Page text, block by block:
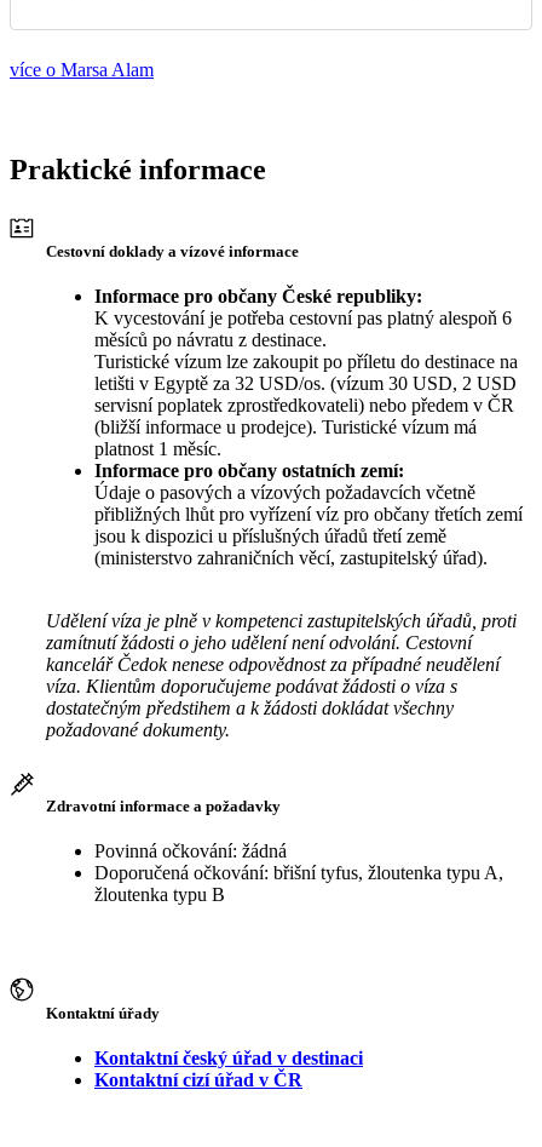
více o Marsa Alam
Praktické informace
Cestovní doklady a vízové informace
Informace pro občany České republiky:
K vycestování je potřeba cestovní pas platný alespoň 6
měsíců po návratu z destinace.
Turistické vízum lze zakoupit po příletu do destinace na
letišti v Egyptě za 32 USD/os. (vízum 30 USD, 2 USD
servisní poplatek zprostředkovateli) nebo předem v ČR
(bližší informace u prodejce). Turistické vízum má
platnost 1 měsíc.
Informace pro občany ostatních zemí:
Údaje o pasových a vízových požadavcích včetně
přibližných lhůt pro vyřízení víz pro občany třetích zemí
jsou k dispozici u příslušných úřadů třetí země
(ministerstvo zahraničních věcí, zastupitelský úřad).
Udělení víza je plně v kompetenci zastupitelských úřadů, proti
zamítnutí žádosti o jeho udělení není odvolání. Cestovní
kancelář Čedok nenese odpovědnost za případné neudělení
víza. Klientům doporučujeme podávat žádosti o víza s
dostatečným předstihem a k žádosti dokládat všechny
požadované dokumenty.
Zdravotní informace a požadavky
Povinná očkování: žádná
Doporučená očkování: břišní tyfus, žloutenka typu A,
žloutenka typu B
Kontaktní úřady
Kontaktní český úřad v destinaci
Kontaktní cizí úřad v ČR